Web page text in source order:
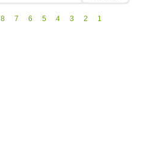
8 7 6 5 4 3 2
1